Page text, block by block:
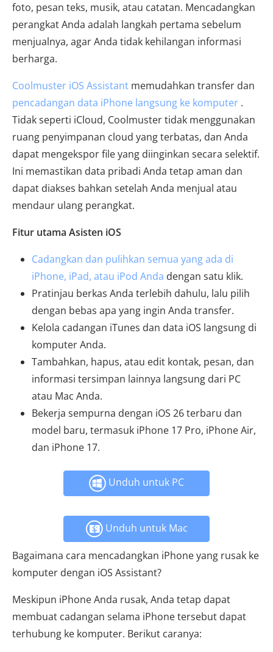
foto, pesan teks, musik, atau catatan. Mencadangkan
perangkat Anda adalah langkah pertama sebelum
menjualnya, agar Anda tidak kehilangan informasi
berharga.
Coolmuster iOS Assistant memudahkan transfer dan
pencadangan data iPhone langsung ke komputer .
Tidak seperti iCloud, Coolmuster tidak menggunakan
ruang penyimpanan cloud yang terbatas, dan Anda
dapat mengekspor file yang diinginkan secara selektif.
Ini memastikan data pribadi Anda tetap aman dan
dapat diakses bahkan setelah Anda menjual atau
mendaur ulang perangkat.
Fitur utama Asisten iOS
Cadangkan dan pulihkan semua yang ada di
iPhone, iPad, atau iPod Anda dengan satu klik.
Pratinjau berkas Anda terlebih dahulu, lalu pilih
dengan bebas apa yang ingin Anda transfer.
Kelola cadangan iTunes dan data iOS langsung di
komputer Anda.
Tambahkan, hapus, atau edit kontak, pesan, dan
informasi tersimpan lainnya langsung dari PC
atau Mac Anda.
Bekerja sempurna dengan iOS 26 terbaru dan
model baru, termasuk iPhone 17 Pro, iPhone Air,
dan iPhone 17.
Unduh untuk PC
Unduh untuk Mac
Bagaimana cara mencadangkan iPhone yang rusak ke
komputer dengan iOS Assistant?
Meskipun iPhone Anda rusak, Anda tetap dapat
membuat cadangan selama iPhone tersebut dapat
terhubung ke komputer. Berikut caranya: